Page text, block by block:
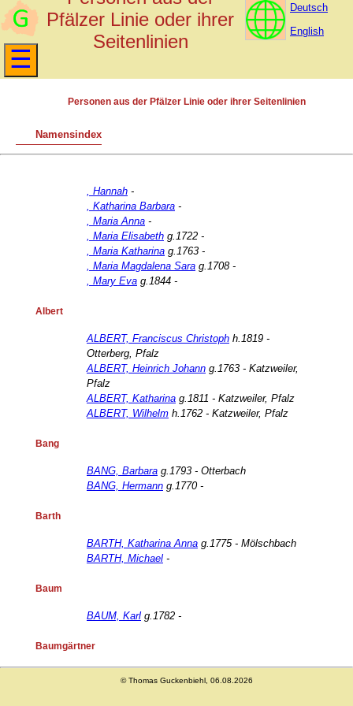
Pfälzer Linie oder ihrer
Seitenlinien
Deutsch
English
Personen aus der Pfälzer Linie oder ihrer Seitenlinien
Namensindex
, Hannah -
, Katharina Barbara -
, Maria Anna -
, Maria Elisabeth g.1722 -
, Maria Katharina g.1763 -
, Maria Magdalena Sara g.1708 -
, Mary Eva g.1844 -
Albert
ALBERT, Franciscus Christoph h.1819 -
Otterberg, Pfalz
ALBERT, Heinrich Johann g.1763 - Katzweiler,
Pfalz
ALBERT, Katharina g.1811 - Katzweiler, Pfalz
ALBERT, Wilhelm h.1762 - Katzweiler, Pfalz
Bang
BANG, Barbara g.1793 - Otterbach
BANG, Hermann g.1770 -
Barth
BARTH, Katharina Anna g.1775 - Mölschbach
BARTH, Michael -
Baum
BAUM, Karl g.1782 -
Baumgärtner
© Thomas Guckenbiehl, 06.08.2026